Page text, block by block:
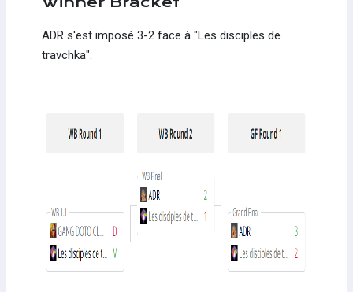
ADR s'est imposé 3-2 face à "Les disciples de
travchka".